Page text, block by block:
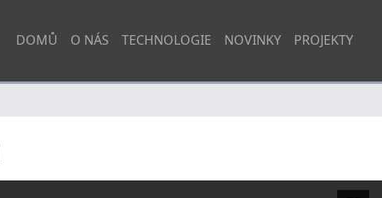
DOMŮ O NÁS TECHNOLOGIE NOVINKY PROJEKTY